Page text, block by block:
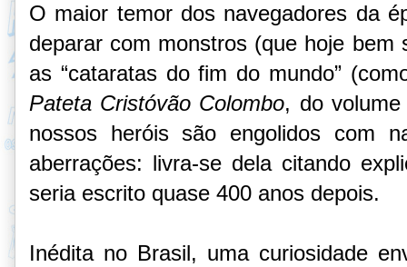
O maior temor dos navegadores da
deparar com monstros (que hoje bem
as “cataratas do fim do mundo”
Pateta Cristóvão Colombo, do
nossos heróis são engolidos com
aberrações: livra-se dela citando
seria escrito quase 400 anos depois.
Inédita no Brasil, uma curiosidade